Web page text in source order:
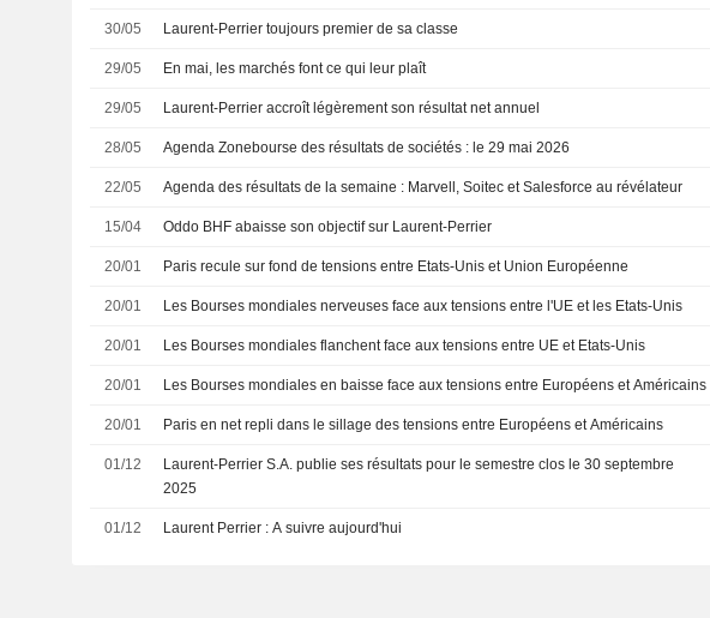
30/05 Laurent-Perrier toujours premier de sa classe
29/05 En mai, les marchés font ce qui leur plaît
29/05 Laurent-Perrier accroît légèrement son résultat net annuel
28/05 Agenda Zonebourse des résultats de sociétés : le 29 mai 2026
22/05 Agenda des résultats de la semaine : Marvell, Soitec et Salesforce au révélateur
15/04 Oddo BHF abaisse son objectif sur Laurent-Perrier
20/01 Paris recule sur fond de tensions entre Etats-Unis et Union Européenne
20/01 Les Bourses mondiales nerveuses face aux tensions entre l'UE et les Etats-Unis
20/01 Les Bourses mondiales flanchent face aux tensions entre UE et Etats-Unis
20/01 Les Bourses mondiales en baisse face aux tensions entre Européens et Américains
20/01 Paris en net repli dans le sillage des tensions entre Européens et Américains
01/12
Laurent-Perrier S.A. publie ses résultats pour le semestre clos le 30 septembre
2025
01/12 Laurent Perrier : A suivre aujourd'hui